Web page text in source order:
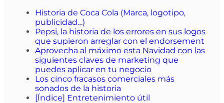
Historia de Coca Cola (Marca, logotipo,
publicidad…)
Pepsi, la historia de los errores en sus logos
que supieron arreglar con el endorsement
Aprovecha al máximo esta Navidad con las
siguientes claves de marketing que
puedes aplicar en tu negocio
Los cinco fracasos comerciales más
sonados de la historia
[Índice] Entretenimiento útil